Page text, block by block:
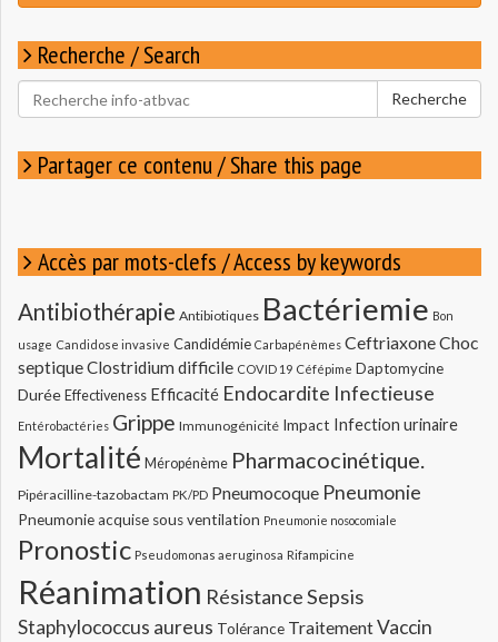
Recherche / Search
Rechercher
pour
Recherche
Partager ce contenu / Share this page
Accès par mots-clefs / Access by keywords
Antibiothérapie Antibiotiques Bactériemie Bon
usage Candidose invasive Candidémie Carbapénèmes CeftriaxoneChoc
septiqueClostridium difficile COVID 19 Céfépime Daptomycine
Durée Effectiveness Efficacité Endocardite Infectieuse
Entérobactéries Grippe Immunogénicité Impact Infection urinaire
Mortalité Méropénème Pharmacocinétique.
Pipéracilline-tazobactam PK/PD Pneumocoque Pneumonie
Pneumonie acquise sous ventilation Pneumonie nosocomiale
Pronostic Pseudomonas aeruginosa Rifampicine
Réanimation RésistanceSepsis
Staphylococcus aureus Tolérance TraitementVaccin